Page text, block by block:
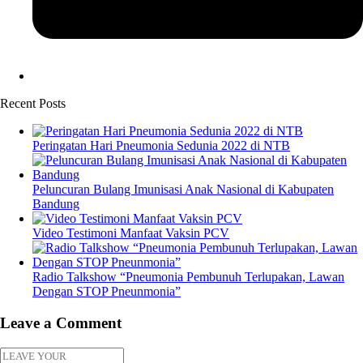
Recent Posts
Peringatan Hari Pneumonia Sedunia 2022 di NTB
Peluncuran Bulang Imunisasi Anak Nasional di Kabupaten
Bandung
Video Testimoni Manfaat Vaksin PCV
Radio Talkshow “Pneumonia Pembunuh Terlupakan, Lawan
Dengan STOP Pneunmonia”
Leave a Comment